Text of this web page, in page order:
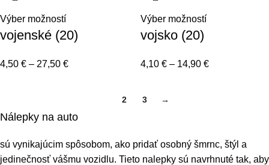
Výber možností
vojenské (20)
4,50 € – 27,50 €
Výber možností
vojsko (20)
4,10 € – 14,90 €
2 3 →
Nálepky na auto
sú vynikajúcim spôsobom, ako pridať osobný šmrnc, štýl a
jedinečnosť vášmu vozidlu. Tieto nalepky sú navrhnuté tak, aby